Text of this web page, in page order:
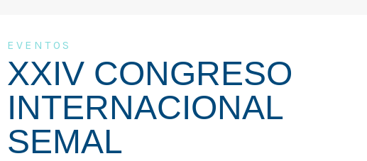
EVENTOS
XXIV CONGRESO
INTERNACIONAL
SEMAL